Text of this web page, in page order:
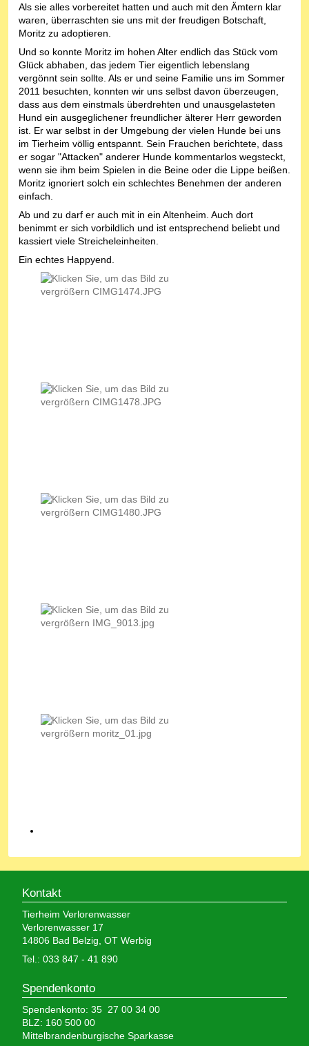
Als sie alles vorbereitet hatten und auch mit den Ämtern klar
waren, überraschten sie uns mit der freudigen Botschaft,
Moritz zu adoptieren.
Und so konnte Moritz im hohen Alter endlich das Stück vom
Glück abhaben, das jedem Tier eigentlich lebenslang
vergönnt sein sollte. Als er und seine Familie uns im Sommer
2011 besuchten, konnten wir uns selbst davon überzeugen,
dass aus dem einstmals überdrehten und unausgelasteten
Hund ein ausgeglichener freundlicher älterer Herr geworden
ist. Er war selbst in der Umgebung der vielen Hunde bei uns
im Tierheim völlig entspannt. Sein Frauchen berichtete, dass
er sogar "Attacken" anderer Hunde kommentarlos wegsteckt,
wenn sie ihm beim Spielen in die Beine oder die Lippe beißen.
Moritz ignoriert solch ein schlechtes Benehmen der anderen
einfach.
Ab und zu darf er auch mit in ein Altenheim. Auch dort
benimmt er sich vorbildlich und ist entsprechend beliebt und
kassiert viele Streicheleinheiten.
Ein echtes Happyend.
Kontakt
Tierheim Verlorenwasser
Verlorenwasser 17
14806 Bad Belzig, OT Werbig
Tel.: 033 847 - 41 890
Spendenkonto
Spendenkonto: 35 27 00 34 00
BLZ: 160 500 00
Mittelbrandenburgische Sparkasse